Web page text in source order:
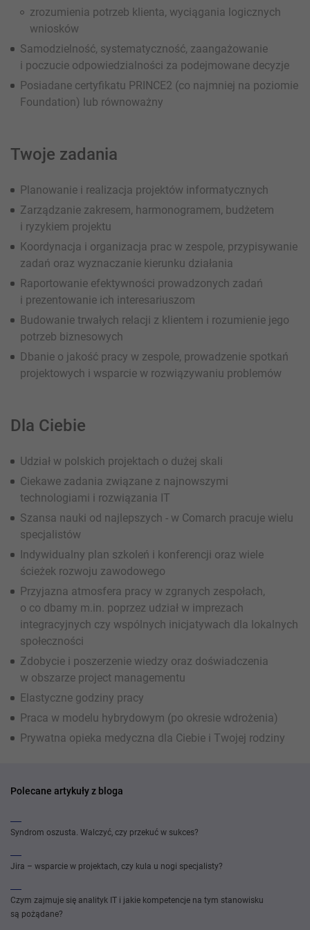
zrozumienia potrzeb klienta, wyciągania logicznych
wniosków
Samodzielność, systematyczność, zaangażowanie
i poczucie odpowiedzialności za podejmowane decyzje
Posiadane certyfikatu PRINCE2 (co najmniej na poziomie
Foundation) lub równoważny
Twoje zadania
Planowanie i realizacja projektów informatycznych
Zarządzanie zakresem, harmonogramem, budżetem
i ryzykiem projektu
Koordynacja i organizacja prac w zespole, przypisywanie
zadań oraz wyznaczanie kierunku działania
Raportowanie efektywności prowadzonych zadań
i prezentowanie ich interesariuszom
Budowanie trwałych relacji z klientem i rozumienie jego
potrzeb biznesowych
Dbanie o jakość pracy w zespole, prowadzenie spotkań
projektowych i wsparcie w rozwiązywaniu problemów
Dla Ciebie
Udział w polskich projektach o dużej skali
Ciekawe zadania związane z najnowszymi
technologiami i rozwiązania IT
Szansa nauki od najlepszych - w Comarch pracuje wielu
specjalistów
Indywidualny plan szkoleń i konferencji oraz wiele
ścieżek rozwoju zawodowego
Przyjazna atmosfera pracy w zgranych zespołach,
o co dbamy m.in. poprzez udział w imprezach
integracyjnych czy wspólnych inicjatywach dla lokalnych
społeczności
Zdobycie i poszerzenie wiedzy oraz doświadczenia
w obszarze project managementu
Elastyczne godziny pracy
Praca w modelu hybrydowym (po okresie wdrożenia)
Prywatna opieka medyczna dla Ciebie i Twojej rodziny
Polecane artykuły z bloga
Syndrom oszusta. Walczyć, czy przekuć w sukces?
Jira – wsparcie w projektach, czy kula u nogi specjalisty?
Czym zajmuje się analityk IT i jakie kompetencje na tym stanowisku
są pożądane?